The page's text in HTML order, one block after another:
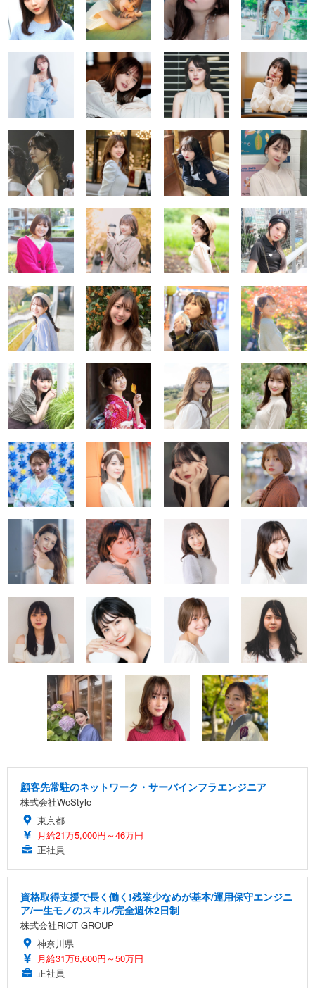
顧客先常駐のネットワーク・サーバインフラエンジニア
株式会社WeStyle
東京都
月給21万5,000円～46万円
正社員
資格取得支援で長く働く!残業少なめが基本/運用保守エンジニ
ア/一生モノのスキル/完全週休2日制
株式会社RIOT GROUP
神奈川県
月給31万6,600円～50万円
正社員